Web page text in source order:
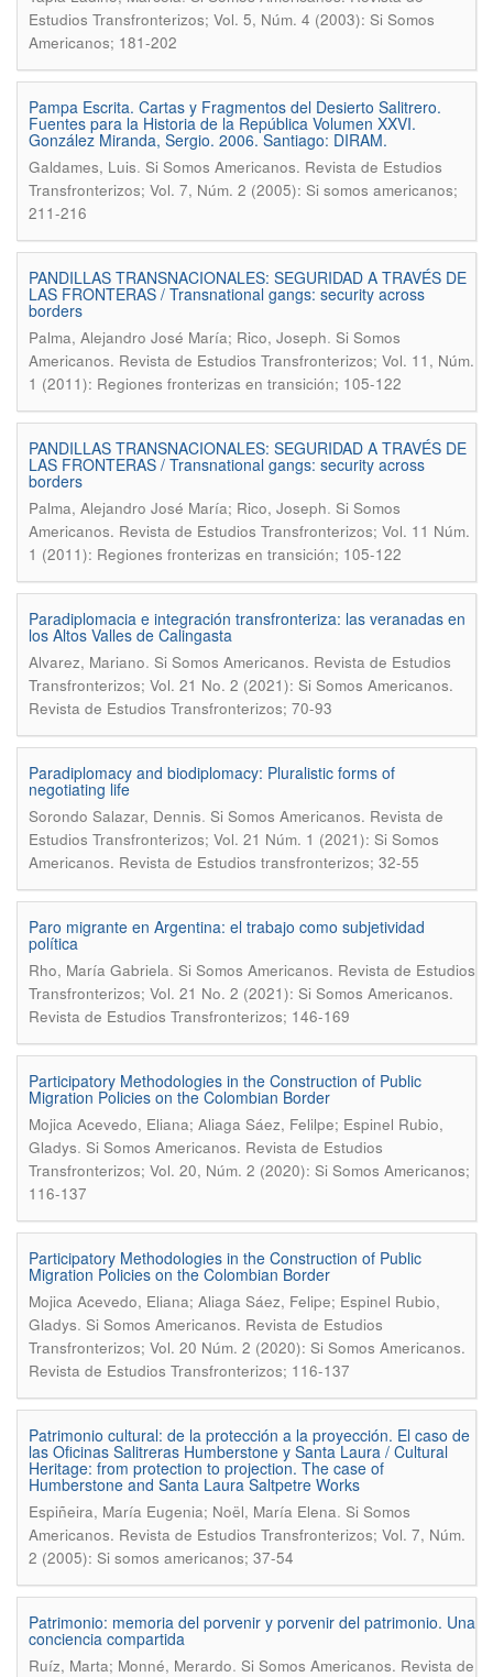
Estudios Transfronterizos; Vol. 5, Núm. 4 (2003): Si Somos
Americanos; 181-202
Pampa Escrita. Cartas y Fragmentos del Desierto Salitrero.
Fuentes para la Historia de la República Volumen XXVI.
González Miranda, Sergio. 2006. Santiago: DIRAM.
Galdames, Luis. Si Somos Americanos. Revista de Estudios
Transfronterizos; Vol. 7, Núm. 2 (2005): Si somos americanos;
211-216
PANDILLAS TRANSNACIONALES: SEGURIDAD A TRAVÉS DE
LAS FRONTERAS / Transnational gangs: security across
borders
Palma, Alejandro José María; Rico, Joseph. Si Somos
Americanos. Revista de Estudios Transfronterizos; Vol. 11, Núm.
1 (2011): Regiones fronterizas en transición; 105-122
PANDILLAS TRANSNACIONALES: SEGURIDAD A TRAVÉS DE
LAS FRONTERAS / Transnational gangs: security across
borders
Palma, Alejandro José María; Rico, Joseph. Si Somos
Americanos. Revista de Estudios Transfronterizos; Vol. 11 Núm.
1 (2011): Regiones fronterizas en transición; 105-122
Paradiplomacia e integración transfronteriza: las veranadas en
los Altos Valles de Calingasta
Alvarez, Mariano. Si Somos Americanos. Revista de Estudios
Transfronterizos; Vol. 21 No. 2 (2021): Si Somos Americanos.
Revista de Estudios Transfronterizos; 70-93
Paradiplomacy and biodiplomacy: Pluralistic forms of
negotiating life
Sorondo Salazar, Dennis. Si Somos Americanos. Revista de
Estudios Transfronterizos; Vol. 21 Núm. 1 (2021): Si Somos
Americanos. Revista de Estudios transfronterizos; 32-55
Paro migrante en Argentina: el trabajo como subjetividad
política
Rho, María Gabriela. Si Somos Americanos. Revista de Estudios
Transfronterizos; Vol. 21 No. 2 (2021): Si Somos Americanos.
Revista de Estudios Transfronterizos; 146-169
Participatory Methodologies in the Construction of Public
Migration Policies on the Colombian Border
Mojica Acevedo, Eliana; Aliaga Sáez, Felilpe; Espinel Rubio,
Gladys. Si Somos Americanos. Revista de Estudios
Transfronterizos; Vol. 20, Núm. 2 (2020): Si Somos Americanos;
116-137
Participatory Methodologies in the Construction of Public
Migration Policies on the Colombian Border
Mojica Acevedo, Eliana; Aliaga Sáez, Felipe; Espinel Rubio,
Gladys. Si Somos Americanos. Revista de Estudios
Transfronterizos; Vol. 20 Núm. 2 (2020): Si Somos Americanos.
Revista de Estudios Transfronterizos; 116-137
Patrimonio cultural: de la protección a la proyección. El caso de
las Oficinas Salitreras Humberstone y Santa Laura / Cultural
Heritage: from protection to projection. The case of
Humberstone and Santa Laura Saltpetre Works
Espiñeira, María Eugenia; Noël, María Elena. Si Somos
Americanos. Revista de Estudios Transfronterizos; Vol. 7, Núm.
2 (2005): Si somos americanos; 37-54
Patrimonio: memoria del porvenir y porvenir del patrimonio. Una
conciencia compartida
Ruíz, Marta; Monné, Merardo. Si Somos Americanos. Revista de